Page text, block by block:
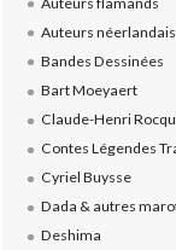
Auteurs néerlandais
Bandes Dessinées
Bart Moeyaert
Claude-Henri
Contes Légendes
Cyriel Buysse
Dada & autres
Deshima